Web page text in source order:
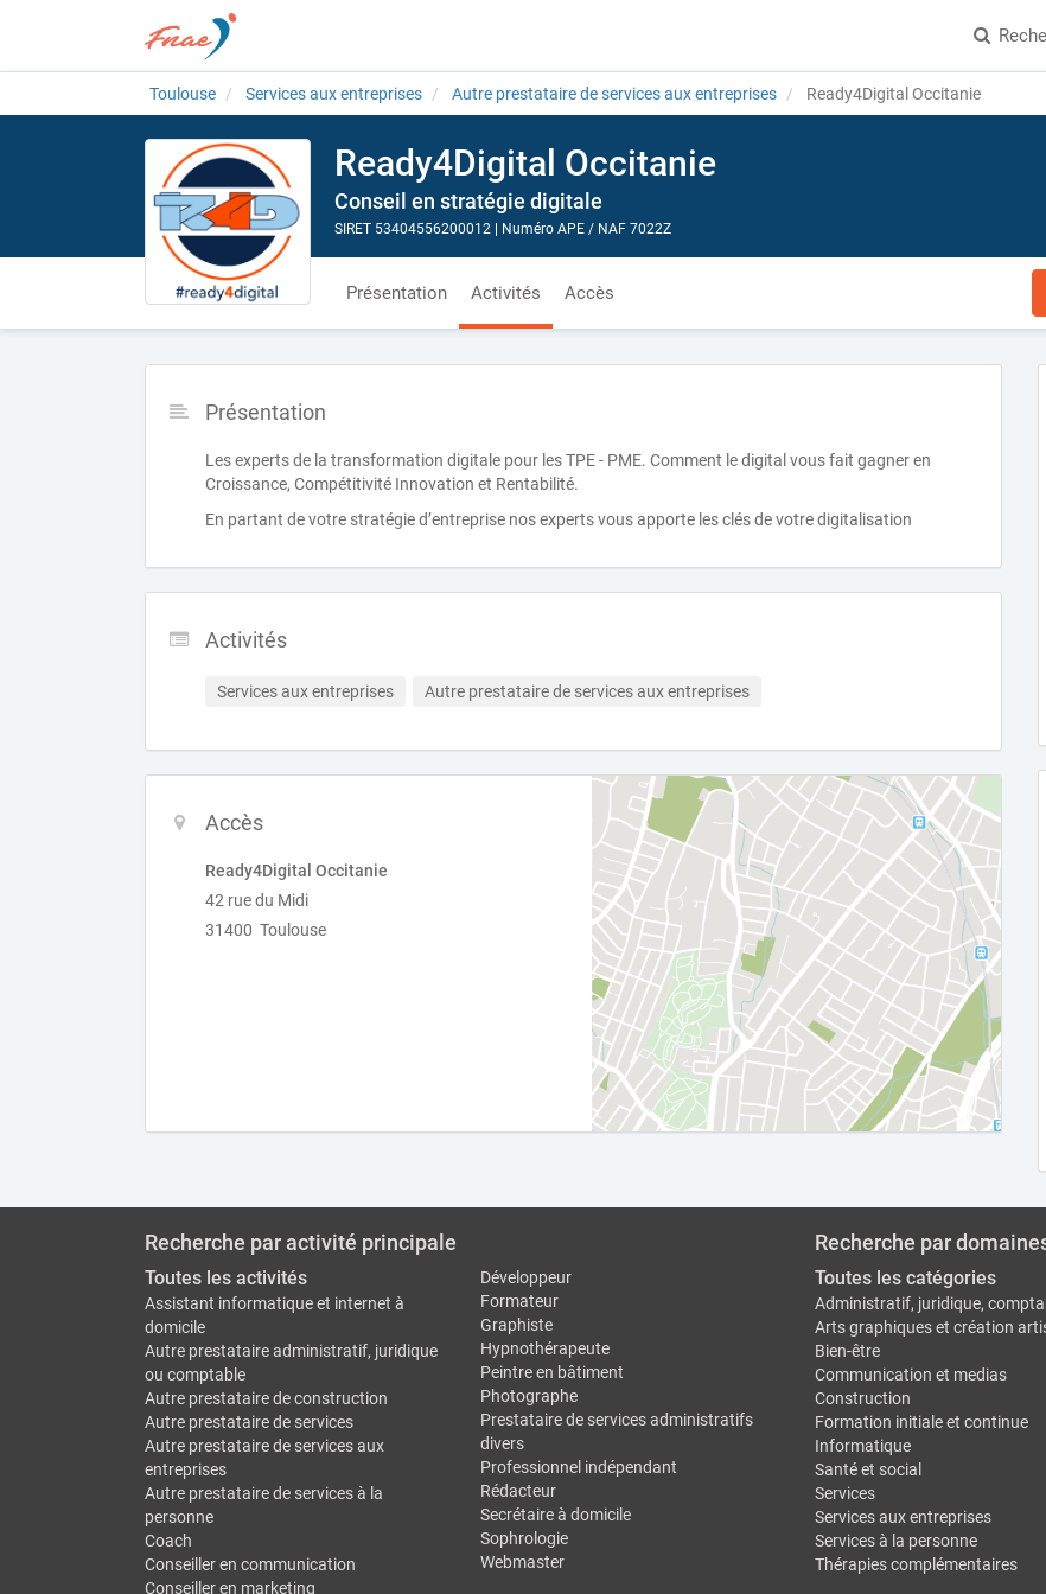
Toulouse Services aux entreprises Autre prestataire de services aux entreprises Ready4Digital Occitanie
Ready4Digital Occitanie
Conseil en stratégie digitale
SIRET 53404556200012 Numéro APE / NAF 7022Z
Présentation Activités Accès
Présentation
Les experts de la transformation digitale pour les TPE - PME. Comment le digital vous fait gagner en
Croissance, Compétitivité Innovation et Rentabilité.
En partant de votre stratégie d’entreprise nos experts vous apporte les clés de votre digitalisation
Activités
Services aux entreprises Autre prestataire de services aux entreprises
Accès
Ready4Digital Occitanie
42 rue du Midi
31400 Toulouse
Recherche par activité principale
Toutes les activités
Assistant informatique et internet à
domicile
Autre prestataire administratif, juridique
ou comptable
Autre prestataire de construction
Autre prestataire de services
Autre prestataire de services aux
entreprises
Autre prestataire de services à la
personne
Coach
Conseiller en communication
Conseiller en marketing
Développeur
Formateur
Graphiste
Hypnothérapeute
Peintre en bâtiment
Photographe
Prestataire de services administratifs
divers
Professionnel indépendant
Rédacteur
Secrétaire à domicile
Sophrologie
Webmaster
Recherche par
Toutes les catégories
Administratif, juridique,
Arts graphiques et création
Bien-être
Communication et medias
Construction
Formation initiale et continue
Informatique
Santé et social
Services
Services aux entreprises
Services à la personne
Thérapies complémentaires